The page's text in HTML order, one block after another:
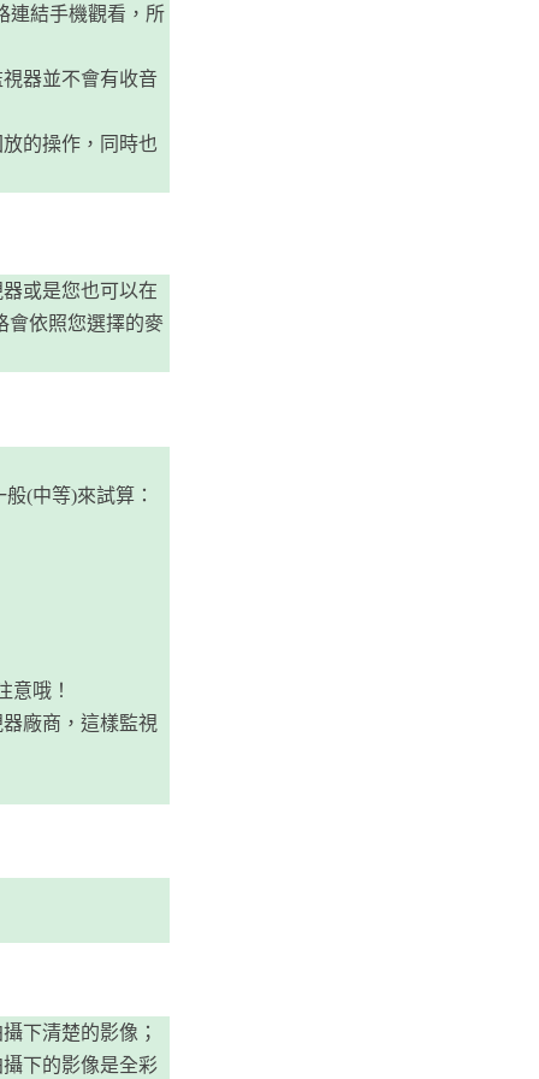
連結手機觀看，所
器並不會有收音
的操作，同時也
或是您也可以在
會依照您選擇的麥
(中等)來試算：
意哦！
廠商，這樣監視
下清楚的影像；
下的影像是全彩